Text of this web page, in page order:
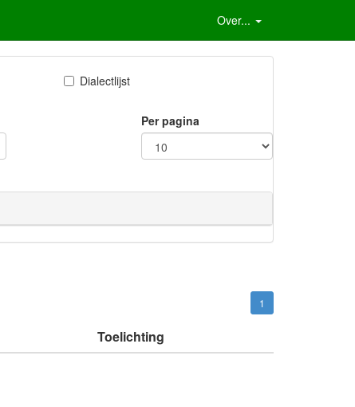
Over...
Dialectlijst
Per pagina
1
Toelichting